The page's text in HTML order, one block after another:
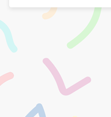
Navegación
de
entradas